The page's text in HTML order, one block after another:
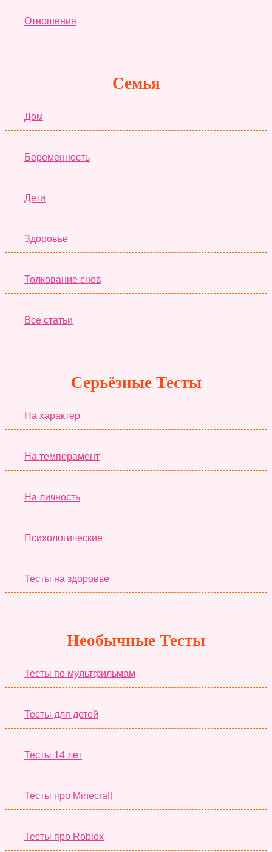
Отношения
Семья
Дом
Беременность
Дети
Здоровье
Толкование снов
Все статьи
Серьёзные Тесты
На характер
На темперамент
На личность
Психологические
Тесты на здоровье
Необычные Тесты
Тесты по мультфильмам
Тесты для детей
Тесты 14 лет
Тесты про Minecraft
Тесты про Roblox